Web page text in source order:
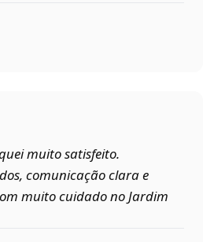
muito satisfeito.
comunicação clara e
muito cuidado no Jardim